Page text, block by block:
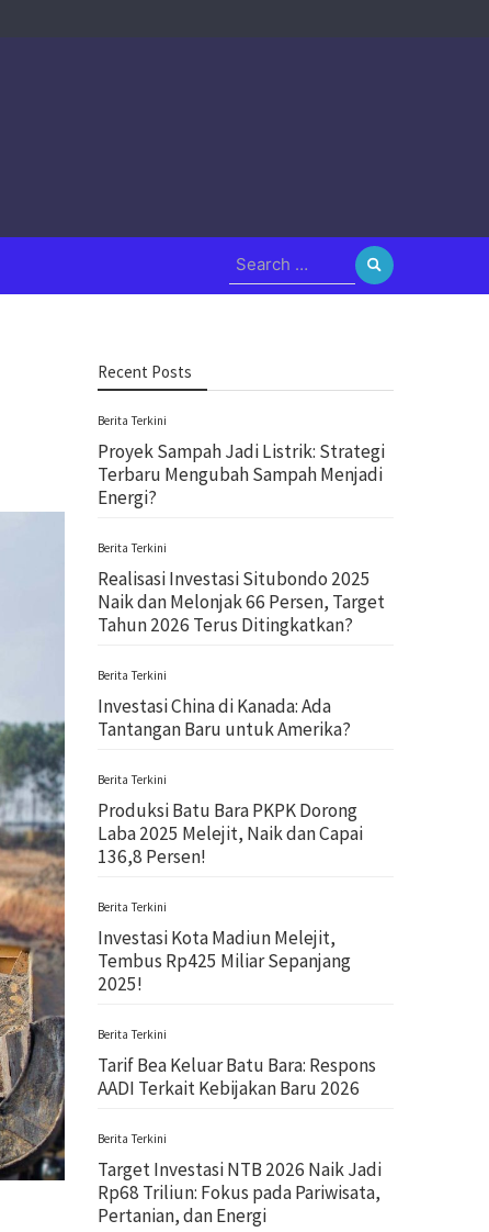
Search
for:
Recent Posts
Berita Terkini
Proyek Sampah Jadi Listrik: Strategi
Terbaru Mengubah Sampah Menjadi
Energi?
Berita Terkini
Realisasi Investasi Situbondo 2025
Naik dan Melonjak 66 Persen, Target
Tahun 2026 Terus Ditingkatkan?
Berita Terkini
Investasi China di Kanada: Ada
Tantangan Baru untuk Amerika?
Berita Terkini
Produksi Batu Bara PKPK Dorong
Laba 2025 Melejit, Naik dan Capai
136,8 Persen!
Berita Terkini
Investasi Kota Madiun Melejit,
Tembus Rp425 Miliar Sepanjang
2025!
Berita Terkini
Tarif Bea Keluar Batu Bara: Respons
AADI Terkait Kebijakan Baru 2026
Berita Terkini
Target Investasi NTB 2026 Naik Jadi
Rp68 Triliun: Fokus pada Pariwisata,
Pertanian, dan Energi